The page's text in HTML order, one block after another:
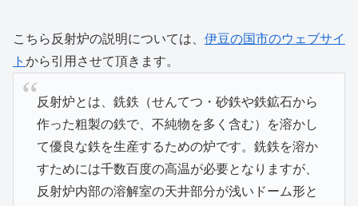
こちら反射炉の説明については、 伊豆の国市のウェブサイ
ト から引用させて頂きます。
反射炉とは、銑鉄（せんてつ・砂鉄や鉄鉱石から
作った粗製の鉄で、不純物を多く含む）を溶かし
て優良な鉄を生産するための炉です。銑鉄を溶か
すためには千数百度の高温が必要となりますが、
反射炉内部の溶解室の天井部分が浅いドーム形と